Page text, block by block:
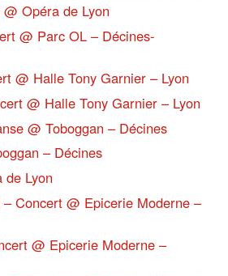
Opéra de Lyon
@ Parc OL – Décines-
@ Halle Tony Garnier – Lyon
@ Halle Tony Garnier – Lyon
@ Toboggan – Décines
– Décines
de Lyon
Concert @ Epicerie Moderne –
@ Epicerie Moderne –